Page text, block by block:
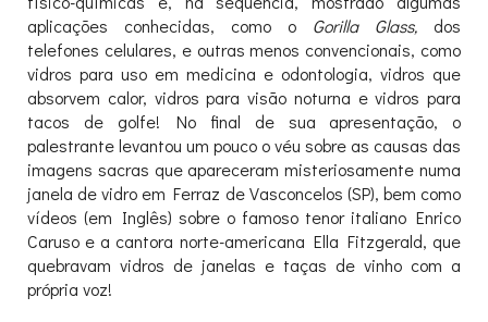
aplicações conhecidas, como o Gorilla Glass, dos
telefones celulares, e outras menos convencionais, como
vidros para uso em medicina e odontologia, vidros que
absorvem calor, vidros para visão noturna e vidros para
tacos de golfe! No final de sua apresentação, o
palestrante levantou um pouco o véu sobre as causas das
imagens sacras que apareceram misteriosamente numa
janela de vidro em Ferraz de Vasconcelos (SP), bem como
vídeos (em Inglês) sobre o famoso tenor italiano Enrico
Caruso e a cantora norte-americana Ella Fitzgerald, que
quebravam vidros de janelas e taças de vinho com a
própria voz!